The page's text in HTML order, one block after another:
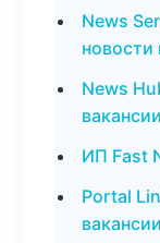
News
новости
News
вакансии
ИП Fast
Portal
вакансии